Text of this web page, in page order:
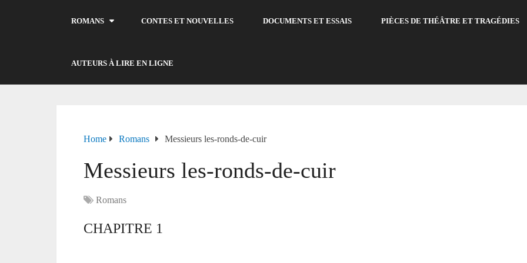
ROMANS CONTES ET NOUVELLES DOCUMENTS ET ESSAIS PIÈCES DE THÉÂTRE ET TRAGÉDIES
AUTEURS À LIRE EN LIGNE
Home Romans Messieurs les-ronds-de-cuir
Messieurs les-ronds-de-cuir
Romans
CHAPITRE 1